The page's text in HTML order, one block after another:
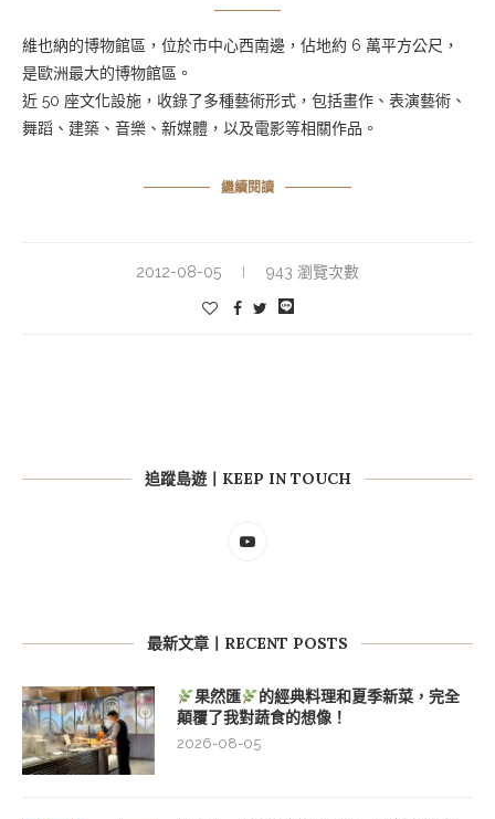
維也納的博物館區，位於市中心西南邊，佔地約 6 萬平方公尺，
是歐洲最大的博物館區。
近 50 座文化設施，收錄了多種藝術形式，包括畫作、表演藝術、
舞蹈、建築、音樂、新媒體，以及電影等相關作品。
繼續閱讀
2012-08-05 943 瀏覽次數
追蹤島遊丨KEEP IN TOUCH
最新文章丨RECENT POSTS
果然匯
的經典料理和夏季新菜，完全
顛覆了我對蔬食的想像！
2026-08-05